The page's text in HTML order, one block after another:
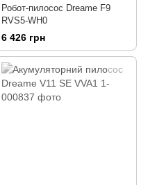
Робот-пилосос Dreame F9
RVS5-WH0
6 426 грн